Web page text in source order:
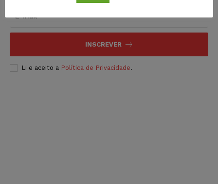
INSCREVER
Li e aceito a Política de Privacidade.